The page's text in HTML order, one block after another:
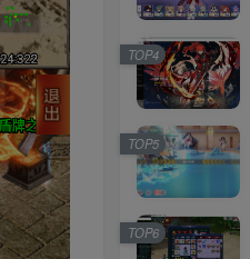
TOP4
TOP5
TOP6